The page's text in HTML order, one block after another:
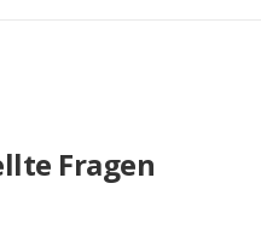
Fragen